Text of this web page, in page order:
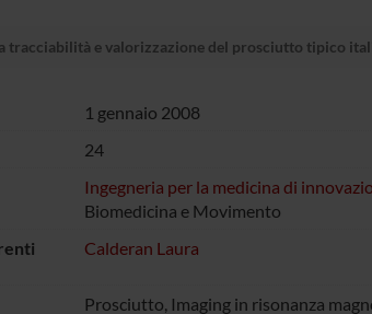
tracciabilità e valorizzazione del prosciutto tipico
1 gennaio 2008
24
Ingegneria per la medicina di
Biomedicina e Movimento
Calderan Laura
Prosciutto, Imaging in risonanza